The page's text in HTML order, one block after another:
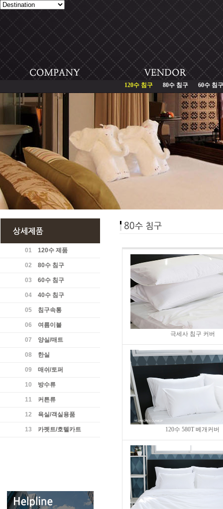
120수 침구 80수 침구 60수 침
01 120수 제품
02 80수 침구
03 60수 침구
04 40수 침구
05 침구속통
06 여름이불
07 양실/매트
08 한실
09 매쉬/토퍼
10 방수류
11 커튼류
12 욕실/객실용품
13 카펫트/호텔카트
극세사 침구 커버
120수 580T 베개커버